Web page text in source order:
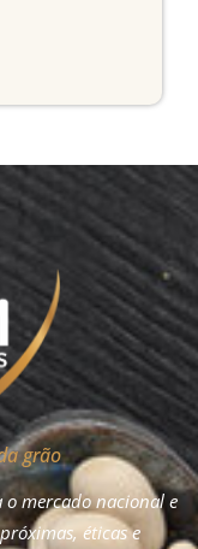
grão
o mercado nacional e
éticas e